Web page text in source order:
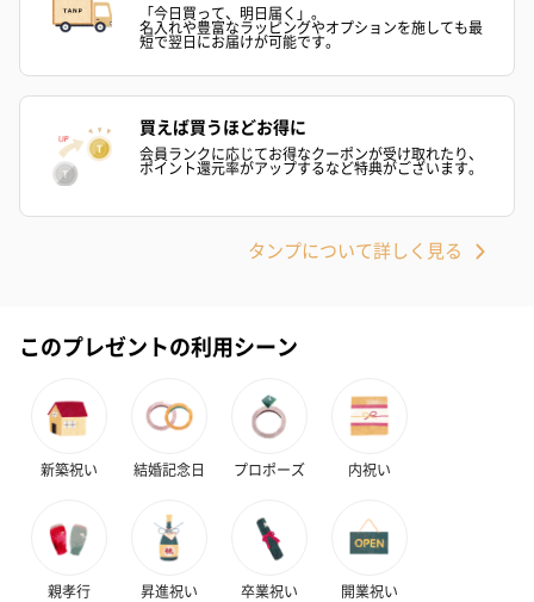
「今日買って、明日届く」。
名入れや豊富なラッピングやオプションを施しても最
短で翌日にお届けが可能です。
買えば買うほどお得に
会員ランクに応じてお得なクーポンが受け取れたり、
ポイント還元率がアップするなど特典がございます。
タンプについて詳しく見る
このプレゼントの利用シーン
新築祝い 結婚記念日 プロポーズ 内祝い
親孝行 昇進祝い 卒業祝い 開業祝い